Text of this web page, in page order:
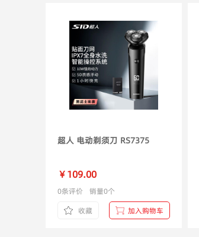
超人 电动剃须刀 RS7375
￥109.00
0条评价
销量0个
收藏
加入购物车